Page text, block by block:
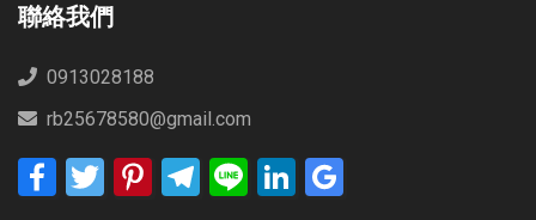
聯絡我們
0913028188
rb25678580@gmail.com
FacebookTwitter PinterestTelegram
Line LinkedIn